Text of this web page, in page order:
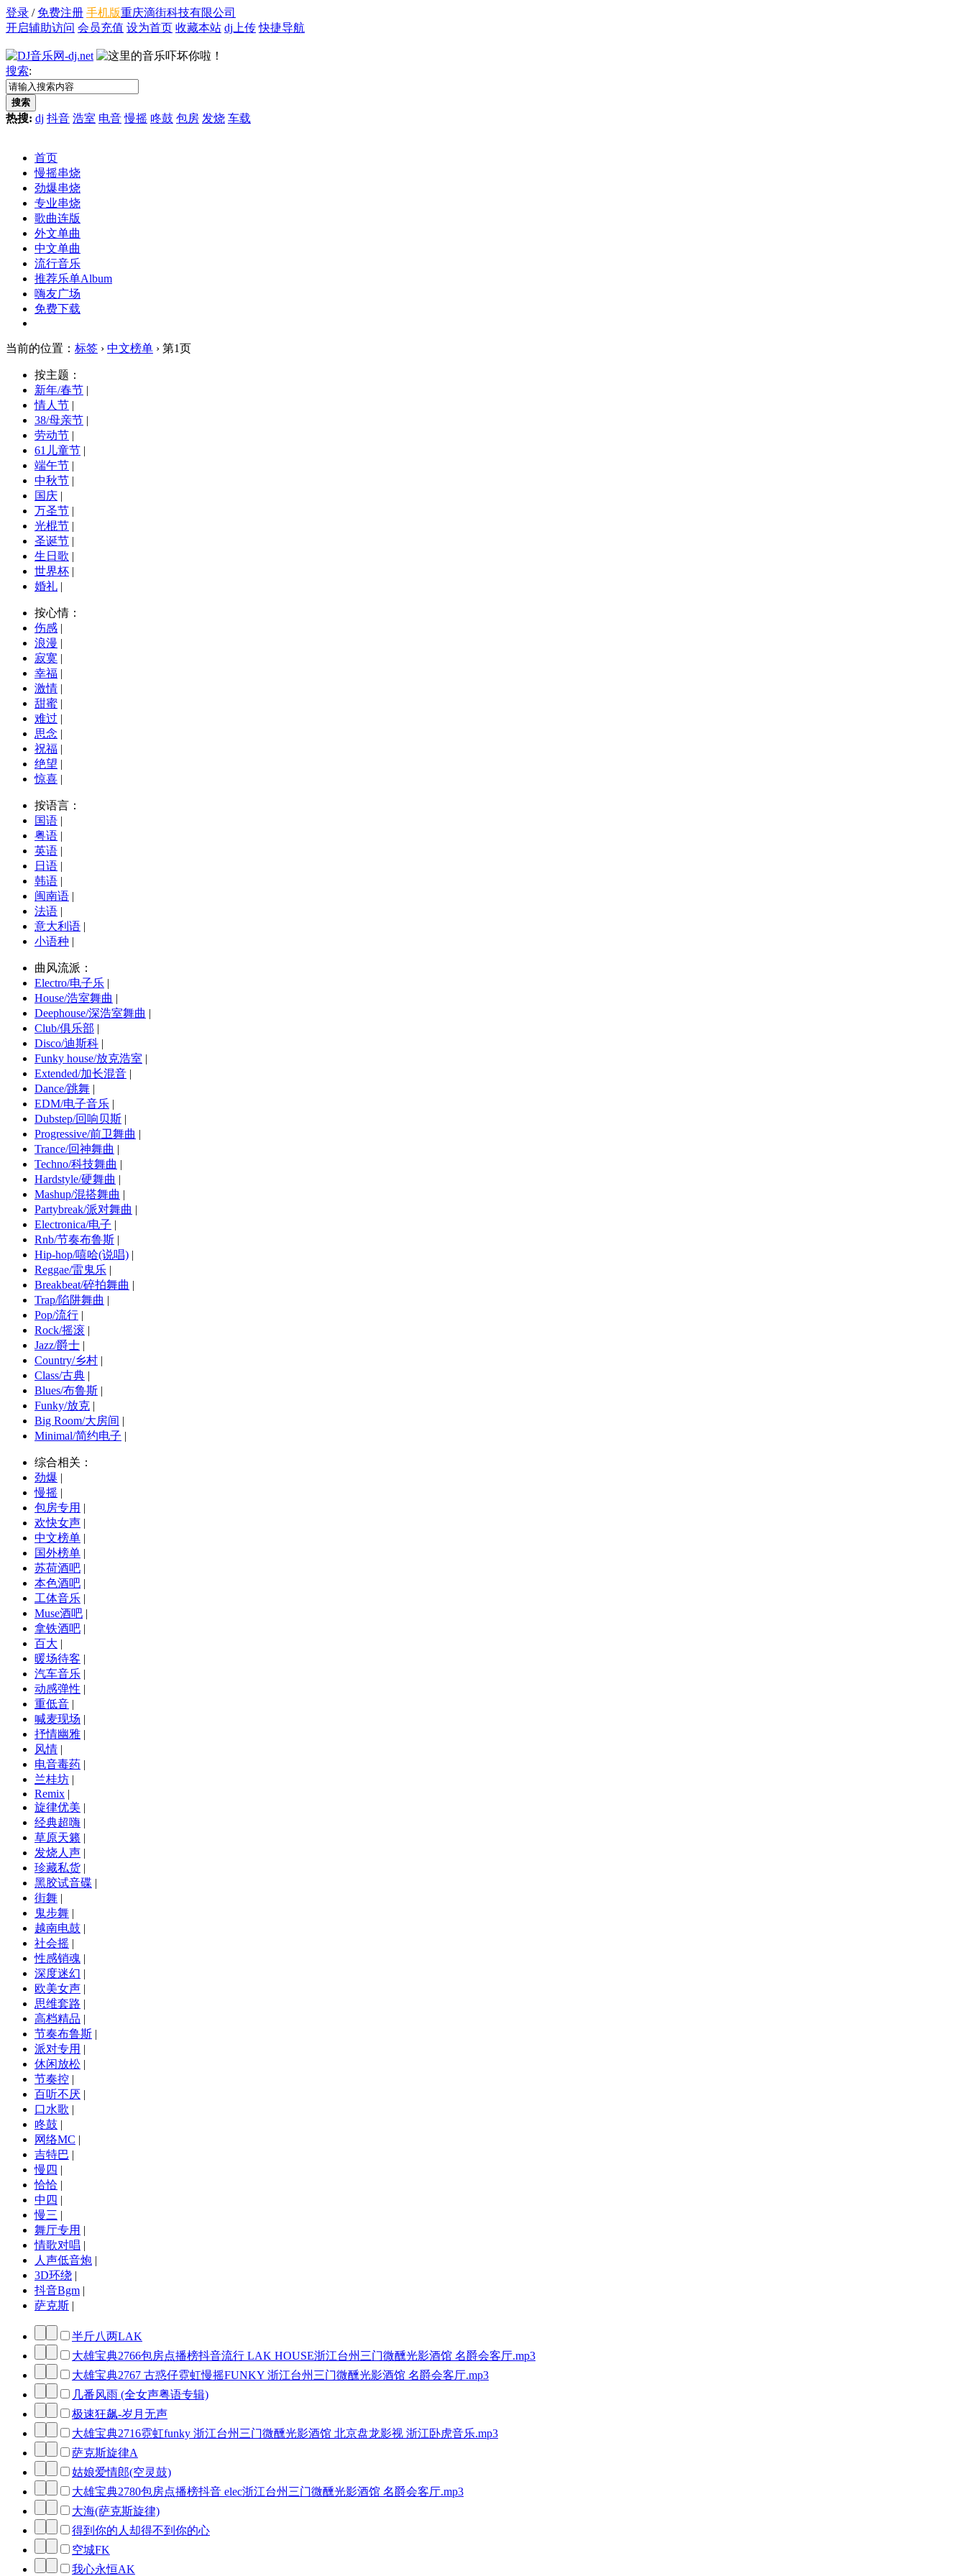
登录 / 免费注册 手机版重庆滴街科技有限公司
开启辅助访问 会员充值 设为首页 收藏本站 dj上传 快捷导航
搜索:
搜索
热搜: dj 抖音 浩室 电音 慢摇 咚鼓 包房 发烧 车载
首页
慢摇串烧
劲爆串烧
专业串烧
歌曲连版
外文单曲
中文单曲
流行音乐
推荐乐单Album
嗨友广场
免费下载
当前的位置： 标签 › 中文榜单 › 第1页
按主题：
新年/春节 |
情人节 |
38/母亲节 |
劳动节 |
61儿童节 |
端午节 |
中秋节 |
国庆 |
万圣节 |
光棍节 |
圣诞节 |
生日歌 |
世界杯 |
婚礼 |
按心情：
伤感 |
浪漫 |
寂寞 |
幸福 |
激情 |
甜蜜 |
难过 |
思念 |
祝福 |
绝望 |
惊喜 |
按语言：
国语 |
粤语 |
英语 |
日语 |
韩语 |
闽南语 |
法语 |
意大利语 |
小语种 |
曲风流派：
Electro/电子乐 |
House/浩室舞曲 |
Deephouse/深浩室舞曲 |
Club/俱乐部 |
Disco/迪斯科 |
Funky house/放克浩室 |
Extended/加长混音 |
Dance/跳舞 |
EDM/电子音乐 |
Dubstep/回响贝斯 |
Progressive/前卫舞曲 |
Trance/回神舞曲 |
Techno/科技舞曲 |
Hardstyle/硬舞曲 |
Mashup/混搭舞曲 |
Partybreak/派对舞曲 |
Electronica/电子 |
Rnb/节奏布鲁斯 |
Hip-hop/嘻哈(说唱) |
Reggae/雷鬼乐 |
Breakbeat/碎拍舞曲 |
Trap/陷阱舞曲 |
Pop/流行 |
Rock/摇滚 |
Jazz/爵士 |
Country/乡村 |
Class/古典 |
Blues/布鲁斯 |
Funky/放克 |
Big Room/大房间 |
Minimal/简约电子 |
综合相关：
劲爆 |
慢摇 |
包房专用 |
欢快女声 |
中文榜单 |
国外榜单 |
苏荷酒吧 |
本色酒吧 |
工体音乐 |
Muse酒吧 |
拿铁酒吧 |
百大 |
暖场待客 |
汽车音乐 |
动感弹性 |
重低音 |
喊麦现场 |
抒情幽雅 |
风情 |
电音毒药 |
兰桂坊 |
Remix |
旋律优美 |
经典超嗨 |
草原天籁 |
发烧人声 |
珍藏私货 |
黑胶试音碟 |
街舞 |
鬼步舞 |
越南电鼓 |
社会摇 |
性感销魂 |
深度迷幻 |
欧美女声 |
思维套路 |
高档精品 |
节奏布鲁斯 |
派对专用 |
休闲放松 |
节奏控 |
百听不厌 |
口水歌 |
咚鼓 |
网络MC |
吉特巴 |
慢四 |
恰恰 |
中四 |
慢三 |
舞厅专用 |
情歌对唱 |
人声低音炮 |
3D环绕 |
抖音Bgm |
萨克斯 |
半斤八两LAK
大雄宝典2766包房点播榜抖音流行 LAK HOUSE浙江台州三门微醺光影酒馆 名爵会客厅.mp3
大雄宝典2767 古惑仔霓虹慢摇FUNKY 浙江台州三门微醺光影酒馆 名爵会客厅.mp3
几番风雨 (全女声粤语专辑)
极速狂飙-岁月无声
大雄宝典2716霓虹funky 浙江台州三门微醺光影酒馆 北京盘龙影视 浙江卧虎音乐.mp3
萨克斯旋律A
姑娘爱情郎(空灵鼓)
大雄宝典2780包房点播榜抖音 elec浙江台州三门微醺光影酒馆 名爵会客厅.mp3
大海(萨克斯旋律)
得到你的人却得不到你的心
空城FK
我心永恒AK